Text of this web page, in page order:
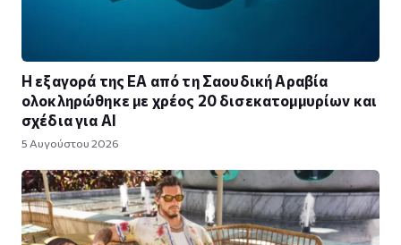
Η εξαγορά της EA από τη Σαουδική Αραβία
ολοκληρώθηκε με χρέος 20 δισεκατομμυρίων και
σχέδια για AI
5 Αυγούστου 2026